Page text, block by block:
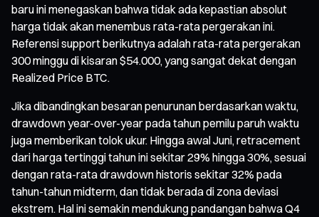
baru ini menegaskan bahwa tidak ada kepastian absolut
harga tidak akan menembus rata-rata pergerakan ini.
Referensi support berikutnya adalah rata-rata pergerakan
300 minggu di kisaran $54.000, yang sangat dekat dengan
Realized Price BTC.
Jika dibandingkan besaran penurunan berdasarkan waktu,
drawdown year-over-year pada tahun pemilu paruh waktu
juga memberikan tolok ukur. Hingga awal Juni, retracement
dari harga tertinggi tahun ini sekitar 29% hingga 30%, sesuai
dengan rata-rata drawdown historis sekitar 32% pada
tahun-tahun midterm, dan tidak berada di zona deviasi
ekstrem. Hal ini semakin mendukung pandangan bahwa Q4